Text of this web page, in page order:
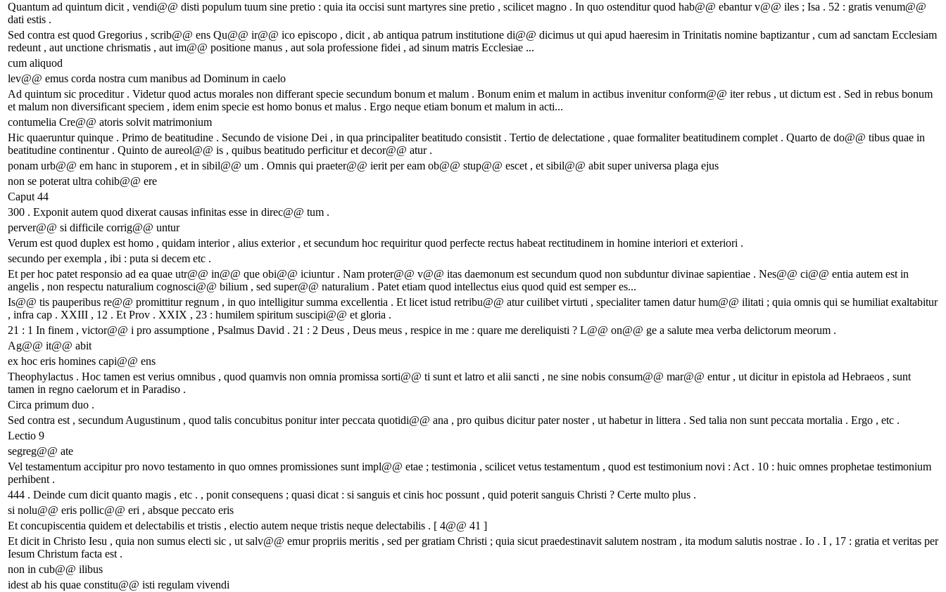
Quantum ad quintum dicit , vendi@@ disti populum tuum sine pretio : quia ita occisi sunt martyres sine pretio , scilicet magno . In quo ostenditur quod hab@@ ebantur v@@ iles ; Isa . 52 : gratis venum@@
dati estis .
Sed contra est quod Gregorius , scrib@@ ens Qu@@ ir@@ ico episcopo , dicit , ab antiqua patrum institutione di@@ dicimus ut qui apud haeresim in Trinitatis nomine baptizantur , cum ad sanctam Ecclesiam
redeunt , aut unctione chrismatis , aut im@@ positione manus , aut sola professione fidei , ad sinum matris Ecclesiae ...
cum aliquod
lev@@ emus corda nostra cum manibus ad Dominum in caelo
Ad quintum sic proceditur . Videtur quod actus morales non differant specie secundum bonum et malum . Bonum enim et malum in actibus invenitur conform@@ iter rebus , ut dictum est . Sed in rebus bonum
et malum non diversificant speciem , idem enim specie est homo bonus et malus . Ergo neque etiam bonum et malum in acti...
contumelia Cre@@ atoris solvit matrimonium
Hic quaeruntur quinque . Primo de beatitudine . Secundo de visione Dei , in qua principaliter beatitudo consistit . Tertio de delectatione , quae formaliter beatitudinem complet . Quarto de do@@ tibus quae in
beatitudine continentur . Quinto de aureol@@ is , quibus beatitudo perficitur et decor@@ atur .
ponam urb@@ em hanc in stuporem , et in sibil@@ um . Omnis qui praeter@@ ierit per eam ob@@ stup@@ escet , et sibil@@ abit super universa plaga ejus
non se poterat ultra cohib@@ ere
Caput 44
300 . Exponit autem quod dixerat causas infinitas esse in direc@@ tum .
perver@@ si difficile corrig@@ untur
Verum est quod duplex est homo , quidam interior , alius exterior , et secundum hoc requiritur quod perfecte rectus habeat rectitudinem in homine interiori et exteriori .
secundo per exempla , ibi : puta si decem etc .
Et per hoc patet responsio ad ea quae utr@@ in@@ que obi@@ iciuntur . Nam proter@@ v@@ itas daemonum est secundum quod non subduntur divinae sapientiae . Nes@@ ci@@ entia autem est in
angelis , non respectu naturalium cognosci@@ bilium , sed super@@ naturalium . Patet etiam quod intellectus eius quod quid est semper es...
Is@@ tis pauperibus re@@ promittitur regnum , in quo intelligitur summa excellentia . Et licet istud retribu@@ atur cuilibet virtuti , specialiter tamen datur hum@@ ilitati ; quia omnis qui se humiliat exaltabitur
, infra cap . XXIII , 12 . Et Prov . XXIX , 23 : humilem spiritum suscipi@@ et gloria .
21 : 1 In finem , victor@@ i pro assumptione , Psalmus David . 21 : 2 Deus , Deus meus , respice in me : quare me dereliquisti ? L@@ on@@ ge a salute mea verba delictorum meorum .
Ag@@ it@@ abit
ex hoc eris homines capi@@ ens
Theophylactus . Hoc tamen est verius omnibus , quod quamvis non omnia promissa sorti@@ ti sunt et latro et alii sancti , ne sine nobis consum@@ mar@@ entur , ut dicitur in epistola ad Hebraeos , sunt
tamen in regno caelorum et in Paradiso .
Circa primum duo .
Sed contra est , secundum Augustinum , quod talis concubitus ponitur inter peccata quotidi@@ ana , pro quibus dicitur pater noster , ut habetur in littera . Sed talia non sunt peccata mortalia . Ergo , etc .
Lectio 9
segreg@@ ate
Vel testamentum accipitur pro novo testamento in quo omnes promissiones sunt impl@@ etae ; testimonia , scilicet vetus testamentum , quod est testimonium novi : Act . 10 : huic omnes prophetae testimonium
perhibent .
444 . Deinde cum dicit quanto magis , etc . , ponit consequens ; quasi dicat : si sanguis et cinis hoc possunt , quid poterit sanguis Christi ? Certe multo plus .
si nolu@@ eris pollic@@ eri , absque peccato eris
Et concupiscentia quidem et delectabilis et tristis , electio autem neque tristis neque delectabilis . [ 4@@ 41 ]
Et dicit in Christo Iesu , quia non sumus electi sic , ut salv@@ emur propriis meritis , sed per gratiam Christi ; quia sicut praedestinavit salutem nostram , ita modum salutis nostrae . Io . I , 17 : gratia et veritas per
Iesum Christum facta est .
non in cub@@ ilibus
idest ab his quae constitu@@ isti regulam vivendi